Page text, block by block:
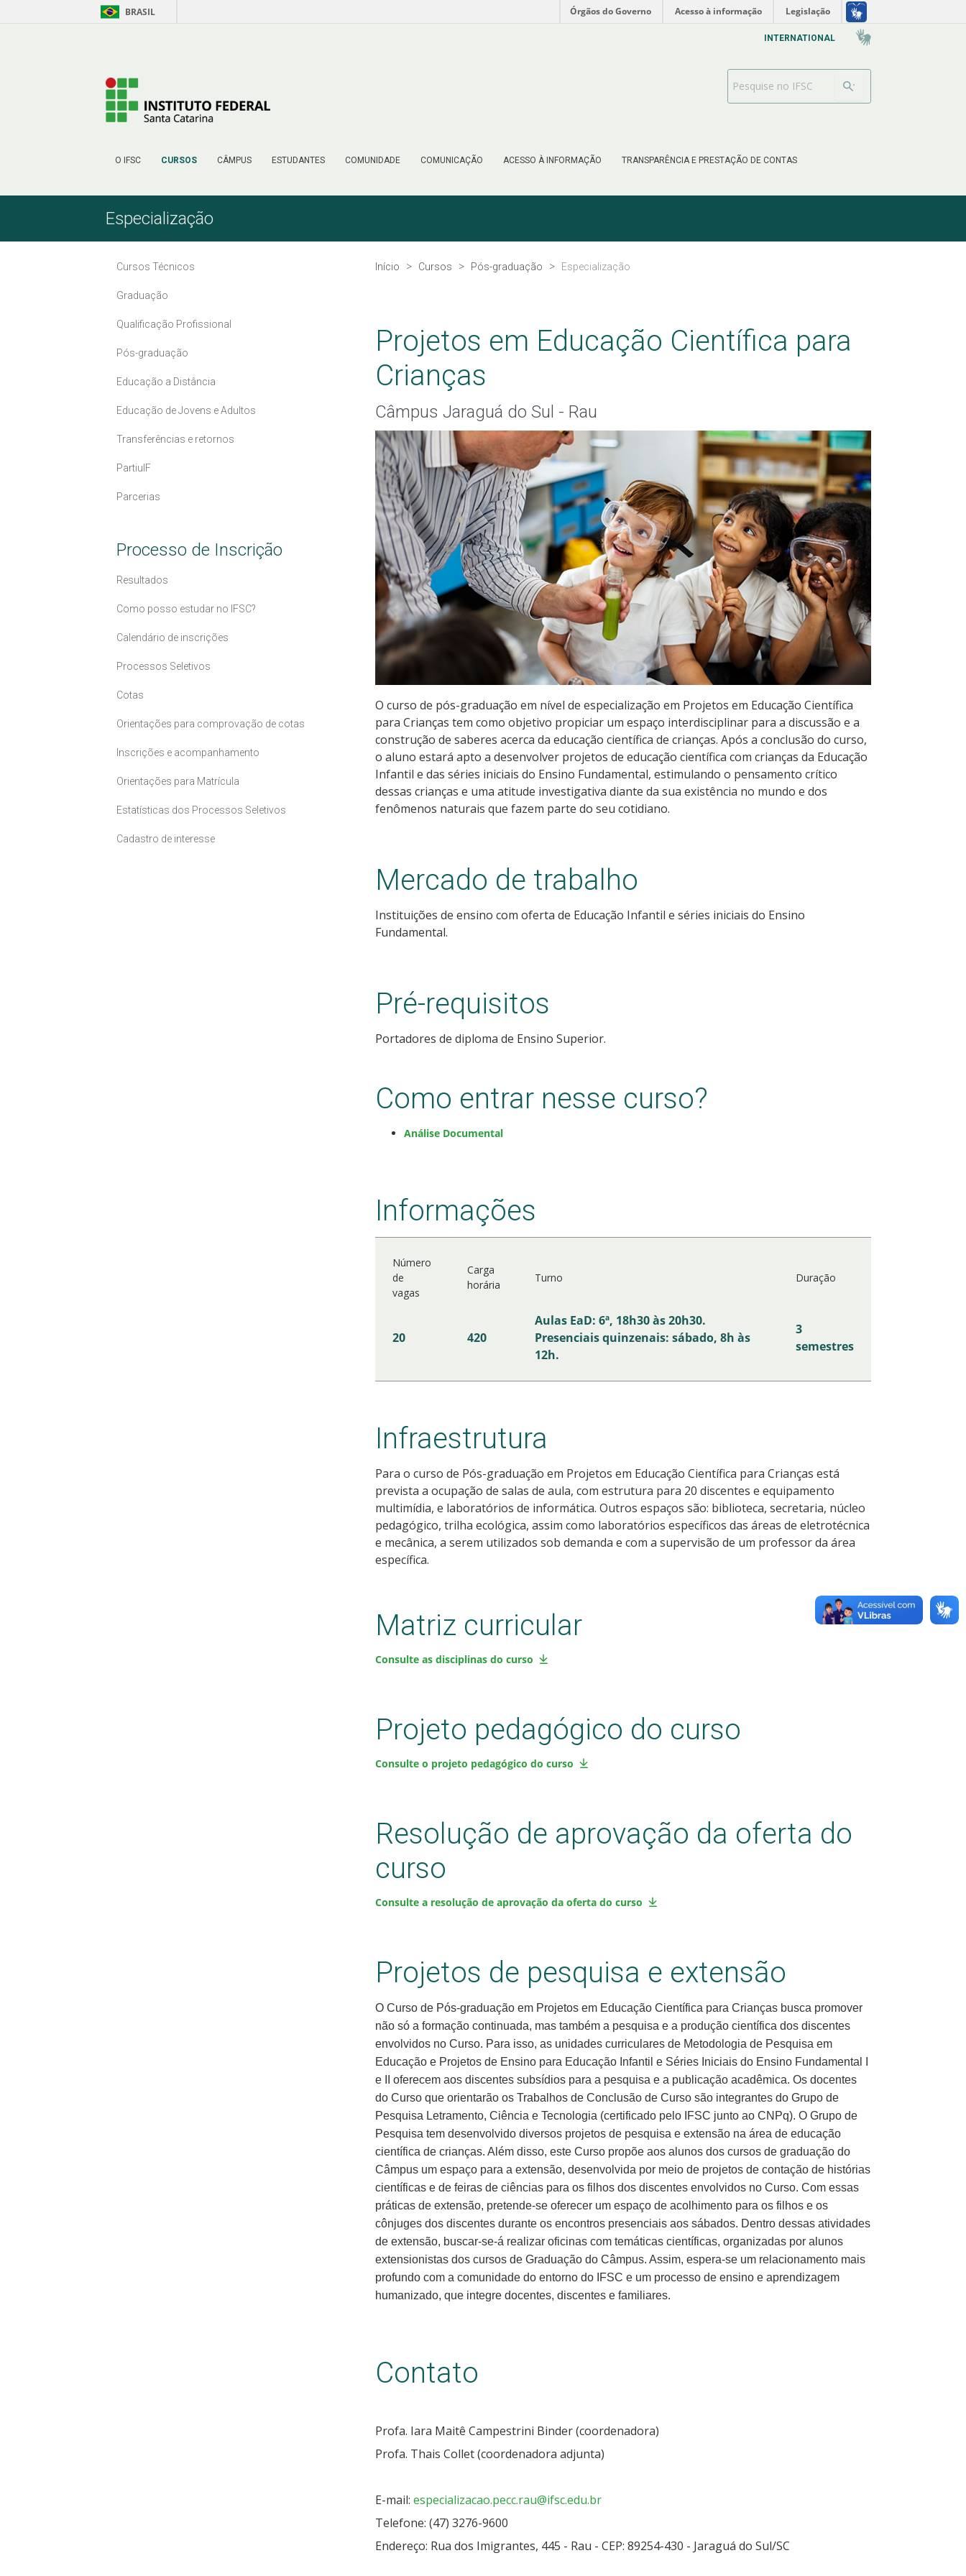
Pular para o Conteúdo BRASIL Órgãos do Governo Acesso à informação Legislação
O IFSC CURSOS CÂMPUS ESTUDANTES COMUNIDADE COMUNICAÇÃO ACESSO À INFORMAÇÃO TRANSPARÊNCIA E PRESTAÇÃO DE CONTAS
INTERNATIONAL
Barra de busca
Especialização
Cursos Técnicos
Graduação
Qualificação Profissional
Pós-graduação
Educação a Distância
Educação de Jovens e Adultos
Transferências e retornos
PartiuIF
Parcerias
Processo de Inscrição
Resultados
Como posso estudar no IFSC?
Calendário de inscrições
Processos Seletivos
Cotas
Orientações para comprovação de cotas
Inscrições e acompanhamento
Orientações para Matrícula
Estatísticas dos Processos Seletivos
Cadastro de interesse
Início Cursos Pós-graduação Especialização
Projetos em Educação Científica para
Crianças
Câmpus Jaraguá do Sul - Rau
O curso de pós-graduação em nível de especialização em Projetos em Educação Científica
para Crianças tem como objetivo propiciar um espaço interdisciplinar para a discussão e a
construção de saberes acerca da educação científica de crianças. Após a conclusão do curso,
o aluno estará apto a desenvolver projetos de educação científica com crianças da Educação
Infantil e das séries iniciais do Ensino Fundamental, estimulando o pensamento crítico
dessas crianças e uma atitude investigativa diante da sua existência no mundo e dos
fenômenos naturais que fazem parte do seu cotidiano.
Mercado de trabalho
Instituições de ensino com oferta de Educação Infantil e séries iniciais do Ensino
Fundamental.
Pré-requisitos
Portadores de diploma de Ensino Superior.
Como entrar nesse curso?
Análise Documental
Informações
Número
de
vagas
Carga
horária
Turno Duração
20 420
Aulas EaD: 6ª, 18h30 às 20h30.
Presenciais quinzenais: sábado, 8h às
12h.
3
semestres
Infraestrutura
Para o curso de Pós-graduação em Projetos em Educação Científica para Crianças está
prevista a ocupação de salas de aula, com estrutura para 20 discentes e equipamento
multimídia, e laboratórios de informática. Outros espaços são: biblioteca, secretaria, núcleo
pedagógico, trilha ecológica, assim como laboratórios específicos das áreas de eletrotécnica
e mecânica, a serem utilizados sob demanda e com a supervisão de um professor da área
específica.
Matriz curricular
Consulte as disciplinas do curso
Projeto pedagógico do curso
Consulte o projeto pedagógico do curso
Resolução de aprovação da oferta do
curso
Consulte a resolução de aprovação da oferta do curso
Projetos de pesquisa e extensão
O Curso de Pós-graduação em Projetos em Educação Científica para Crianças busca promover
não só a formação continuada, mas também a pesquisa e a produção científica dos discentes
envolvidos no Curso. Para isso, as unidades curriculares de Metodologia de Pesquisa em
Educação e Projetos de Ensino para Educação Infantil e Séries Iniciais do Ensino Fundamental I
e II oferecem aos discentes subsídios para a pesquisa e a publicação acadêmica. Os docentes
do Curso que orientarão os Trabalhos de Conclusão de Curso são integrantes do Grupo de
Pesquisa Letramento, Ciência e Tecnologia (certificado pelo IFSC junto ao CNPq). O Grupo de
Pesquisa tem desenvolvido diversos projetos de pesquisa e extensão na área de educação
científica de crianças. Além disso, este Curso propõe aos alunos dos cursos de graduação do
Câmpus um espaço para a extensão, desenvolvida por meio de projetos de contação de histórias
científicas e de feiras de ciências para os filhos dos discentes envolvidos no Curso. Com essas
práticas de extensão, pretende-se oferecer um espaço de acolhimento para os filhos e os
cônjuges dos discentes durante os encontros presenciais aos sábados. Dentro dessas atividades
de extensão, buscar-se-á realizar oficinas com temáticas científicas, organizadas por alunos
extensionistas dos cursos de Graduação do Câmpus. Assim, espera-se um relacionamento mais
profundo com a comunidade do entorno do IFSC e um processo de ensino e aprendizagem
humanizado, que integre docentes, discentes e familiares.
Contato
Profa. Iara Maitê Campestrini Binder (coordenadora)
Profa. Thais Collet (coordenadora adjunta)
E-mail: especializacao.pecc.rau@ifsc.edu.br
Telefone: (47) 3276-9600
Endereço: Rua dos Imigrantes, 445 - Rau - CEP: 89254-430 - Jaraguá do Sul/SC